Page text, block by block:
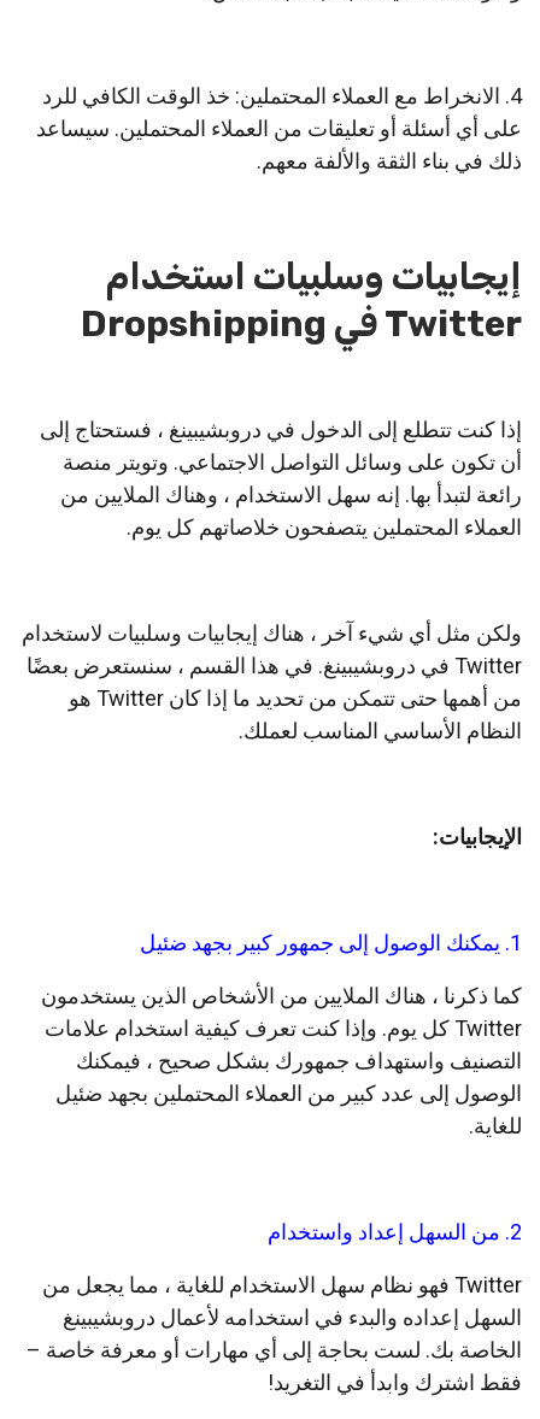
4. الانخراط مع العملاء المحتملين: خذ الوقت الكافي للرد
على أي أسئلة أو تعليقات من العملاء المحتملين. سيساعد
ذلك في بناء الثقة والألفة معهم.
إيجابيات وسلبيات استخدام
Twitter في Dropshipping
إذا كنت تتطلع إلى الدخول في دروبشيبينغ ، فستحتاج إلى
أن تكون على وسائل التواصل الاجتماعي. وتويتر منصة
رائعة لتبدأ بها. إنه سهل الاستخدام ، وهناك الملايين من
العملاء المحتملين يتصفحون خلاصاتهم كل يوم.
ولكن مثل أي شيء آخر ، هناك إيجابيات وسلبيات لاستخدام
Twitter في دروبشيبينغ. في هذا القسم ، سنستعرض بعضًا
من أهمها حتى تتمكن من تحديد ما إذا كان Twitter هو
النظام الأساسي المناسب لعملك.
الإيجابيات:
1. يمكنك الوصول إلى جمهور كبير بجهد ضئيل
كما ذكرنا ، هناك الملايين من الأشخاص الذين يستخدمون
Twitter كل يوم. وإذا كنت تعرف كيفية استخدام علامات
التصنيف واستهداف جمهورك بشكل صحيح ، فيمكنك
الوصول إلى عدد كبير من العملاء المحتملين بجهد ضئيل
للغاية.
2. من السهل إعداد واستخدام
Twitter فهو نظام سهل الاستخدام للغاية ، مما يجعل من
السهل إعداده والبدء في استخدامه لأعمال دروبشيبينغ
الخاصة بك. لست بحاجة إلى أي مهارات أو معرفة خاصة –
فقط اشترك وابدأ في التغريد!